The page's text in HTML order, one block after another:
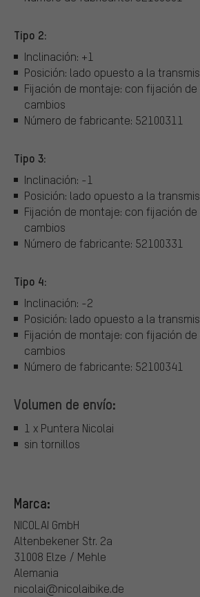
Tipo 2:
Inclinación: +1
Posición: lado opuesto a la
Fijación de montaje: con fijación
cambios
Número de fabricante: 52100311
Tipo 3:
Inclinación: -1
Posición: lado opuesto a la
Fijación de montaje: con fijación
cambios
Número de fabricante: 52100331
Tipo 4:
Inclinación: -2
Posición: lado opuesto a la
Fijación de montaje: con fijación
cambios
Número de fabricante: 52100341
Volumen de envío:
1 x Puntera Nicolai
sin tornillos
Marca:
NICOLAI GmbH
Altenbekener Str. 2a
31008 Elze / Mehle
Alemania
nicolai@nicolaibike.de